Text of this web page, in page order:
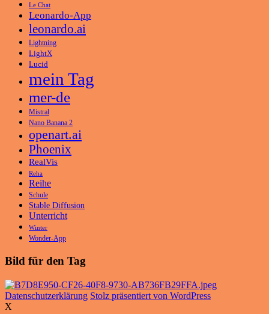
Le Chat
Leonardo-App
leonardo.ai
Lightning
LightX
Lucid
mein Tag
mer-de
Mistral
Nano Banana 2
openart.ai
Phoenix
RealVis
Reha
Reihe
Schule
Stable Diffusion
Unterricht
Winter
Wonder-App
Bild für den Tag
Datenschutzerklärung Stolz präsentiert von WordPress
X